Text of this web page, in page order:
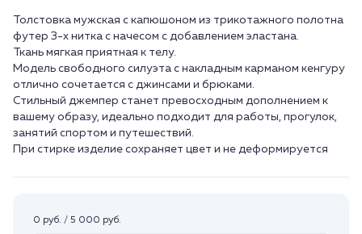
Толстовка мужская с капюшоном из трикотажного полотна
футер 3-х нитка с начесом с добавлением эластана.
Ткань мягкая приятная к телу.
Модель свободного силуэта с накладным карманом кенгуру
отлично сочетается с джинсами и брюками.
Стильный джемпер станет превосходным дополнением к
вашему образу, идеально подходит для работы, прогулок,
занятий спортом и путешествий.
При стирке изделие сохраняет цвет и не деформируется
0 руб. / 5 000 руб.